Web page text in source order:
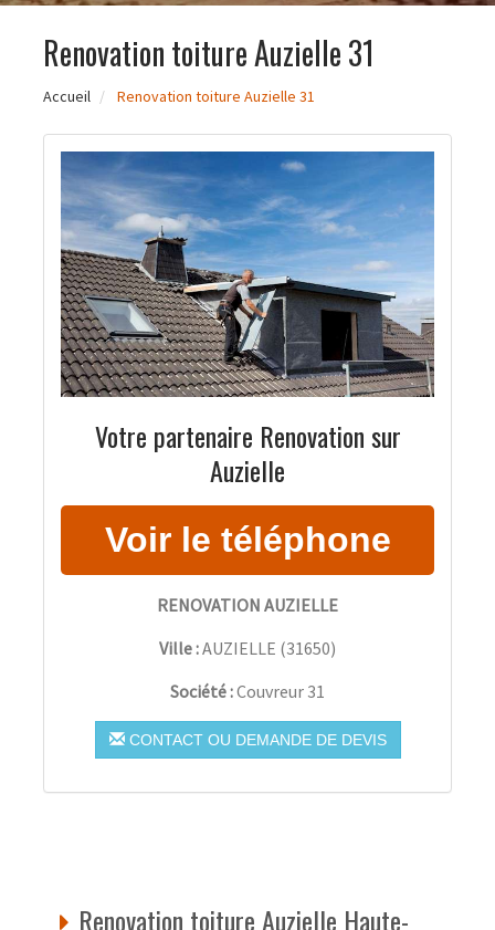
Renovation toiture Auzielle 31
Accueil Renovation toiture Auzielle 31
Votre partenaire Renovation sur
Auzielle
RENOVATION AUZIELLE
Ville :AUZIELLE (31650)
Société :Couvreur 31
CONTACT OU DEMANDE DE DEVIS
Renovation toiture Auzielle Haute-